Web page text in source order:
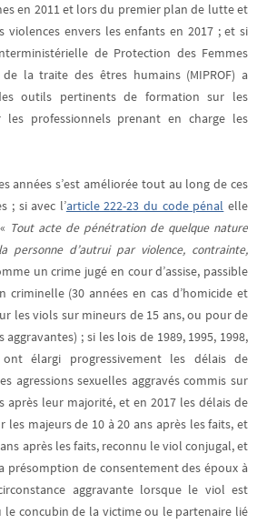
en 2011 et lors du premier plan de lutte et
envers les enfants en 2017 ; et si
de Protection des Femmes
la traite des êtres humains (MIPROF) a
outils pertinents de formation sur les
les professionnels prenant en charge les
années s’est améliorée tout au long de ces
; si avec l’article 222-23 du code pénal elle
Tout acte de pénétration de quelque nature
personne d’autrui par violence, contrainte,
un crime jugé en cour d’assise, passible
criminelle (30 années en cas d’homicide et
les viols sur mineurs de 15 ans, ou pour de
; si les lois de 1989, 1995, 1998,
ont élargi progressivement les délais de
agressions sexuelles aggravés commis sur
après leur majorité, et en 2017 les délais de
majeurs de 10 à 20 ans après les faits, et
après les faits, reconnu le viol conjugal, et
présomption de consentement des époux à
aggravante lorsque le viol est
concubin de la victime ou le partenaire lié